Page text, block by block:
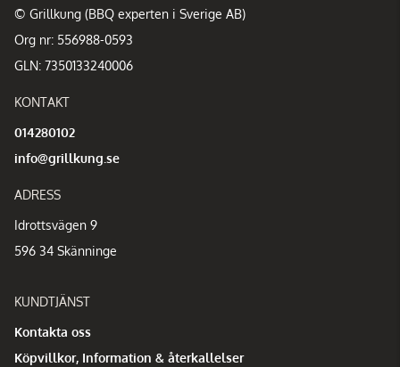
© Grillkung (BBQ experten i Sverige AB)
Org nr: 556988-0593
GLN: 7350133240006
KONTAKT
014280102
info@grillkung.se
ADRESS
Idrottsvägen 9
596 34 Skänninge
KUNDTJÄNST
Kontakta oss
Köpvillkor, Information & återkallelser